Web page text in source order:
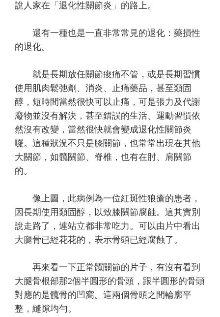
說人家在「退化性關節炎」的路上。
還有一種也是一直非常常見的退化：藥損性
的退化。
就是長期放任關節痠痛不管，或是長期習慣
使用肌肉鬆弛劑、消炎、止痛藥品，甚至類固
醇，短時間當然很快可以止痛，可是張力及代謝
廢物並沒有解決，甚至錯誤的生活、運動習慣依
然沒有改變，當然很快就會變成退化性關節炎
囉。這種狀況不只是膝關節，也常常出現在其他
大關節，如髖關節、脊椎，也有在肘、肩關節
的。
像上圖，此病例為一位紅斑性狼瘡的患者，
因長期使用類固醇，以致膝關節腐蝕。這其實別
說走路了，連站立都非常吃力。可以由片中看出
大腿骨已經花花的，表示骨頭已經腐蝕了。
再來看一下正常髖關節的片子，有沒有看到
大腿骨根部那2個半圓形的骨頭，跟半圓形的骨頭
對應的是髖骨的凹窩。這兩個骨頭之間輪廓平
整，縫隙均勻。